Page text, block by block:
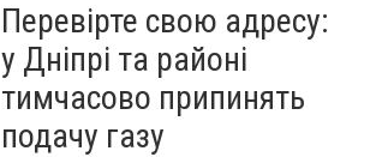
Перевірте свою адресу:
у Дніпрі та районі
тимчасово припинять
подачу газу